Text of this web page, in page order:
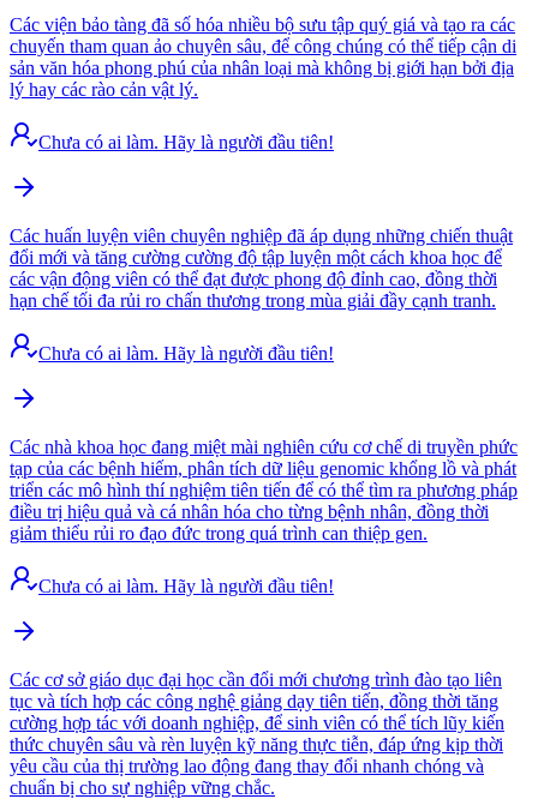
Các viện bảo tàng đã số hóa nhiều bộ sưu tập quý giá và tạo ra các
chuyến tham quan ảo chuyên sâu, để công chúng có thể tiếp cận di
sản văn hóa phong phú của nhân loại mà không bị giới hạn bởi địa
lý hay các rào cản vật lý.
Chưa có ai làm. Hãy là người đầu tiên!
Các huấn luyện viên chuyên nghiệp đã áp dụng những chiến thuật
đổi mới và tăng cường cường độ tập luyện một cách khoa học để
các vận động viên có thể đạt được phong độ đỉnh cao, đồng thời
hạn chế tối đa rủi ro chấn thương trong mùa giải đầy cạnh tranh.
Chưa có ai làm. Hãy là người đầu tiên!
Các nhà khoa học đang miệt mài nghiên cứu cơ chế di truyền phức
tạp của các bệnh hiếm, phân tích dữ liệu genomic khổng lồ và phát
triển các mô hình thí nghiệm tiên tiến để có thể tìm ra phương pháp
điều trị hiệu quả và cá nhân hóa cho từng bệnh nhân, đồng thời
giảm thiểu rủi ro đạo đức trong quá trình can thiệp gen.
Chưa có ai làm. Hãy là người đầu tiên!
Các cơ sở giáo dục đại học cần đổi mới chương trình đào tạo liên
tục và tích hợp các công nghệ giảng dạy tiên tiến, đồng thời tăng
cường hợp tác với doanh nghiệp, để sinh viên có thể tích lũy kiến
thức chuyên sâu và rèn luyện kỹ năng thực tiễn, đáp ứng kịp thời
yêu cầu của thị trường lao động đang thay đổi nhanh chóng và
chuẩn bị cho sự nghiệp vững chắc.